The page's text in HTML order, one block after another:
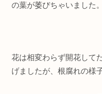
の葉が萎びちゃいました。
花は相変わらず開花して
げましたが、根腐れの様